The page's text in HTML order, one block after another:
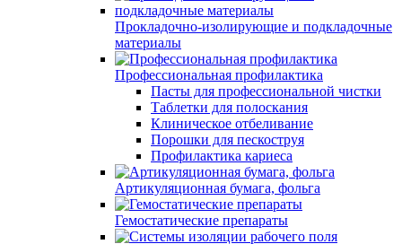
Прокладочно-изолирующие и подкладочные
материалы
Профессиональная профилактика
Пасты для профессиональной чистки
Таблетки для полоскания
Клиническое отбеливание
Порошки для пескоструя
Профилактика кариеса
Артикуляционная бумага, фольга
Гемостатические препараты